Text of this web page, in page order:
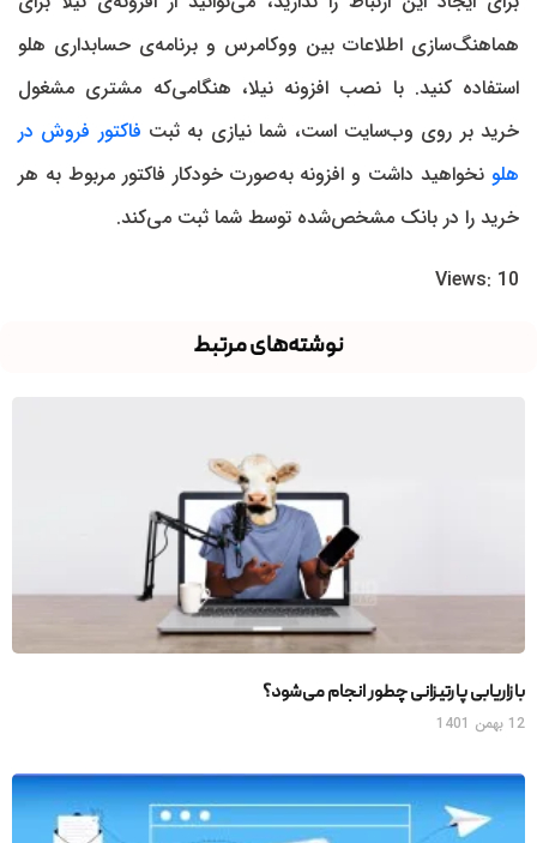
هماهنگ‌سازی اطلاعات بین ووکامرس و برنامه‌ی حسابداری هلو
استفاده کنید. با نصب افزونه نیلا، هنگامی‌که مشتری مشغول
خرید بر روی وب‌سایت است، شما نیازی به ثبت فاکتور فروش در
هلو نخواهید داشت و افزونه به‌صورت خودکار فاکتور مربوط به هر
خرید را در بانک مشخص‌شده توسط شما ثبت می‌کند.
Views: 10
نوشته‌های مرتبط
بازاریابی پارتیزانی چطور انجام می‌شود؟
12 بهمن 1401